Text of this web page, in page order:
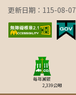
更新日期：115-08-07
每年減碳
2,339公噸